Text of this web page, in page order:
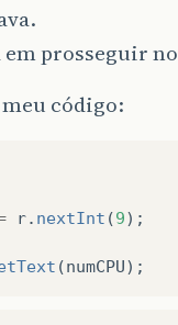
em prosseguir
código:
r. nextInt (9);
(numCPU);